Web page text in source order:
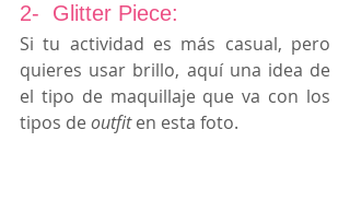
2-  Glitter Piece:
Si tu actividad es más casual, pero
quieres usar brillo, aquí una idea de
el tipo de maquillaje que va con los
tipos de outfit en esta foto.